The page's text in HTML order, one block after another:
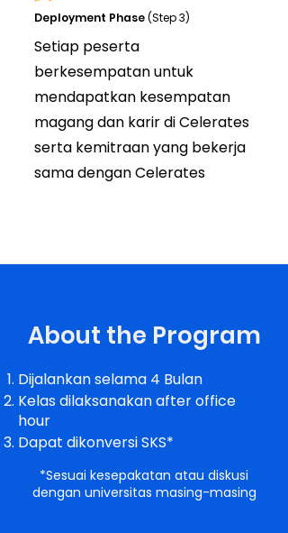
Deployment Phase(Step 3)
Setiap peserta
berkesempatan untuk
mendapatkan kesempatan
magang dan karir di Celerates
serta kemitraan yang bekerja
sama dengan Celerates
About the Program
Dijalankan selama 4 Bulan
Kelas dilaksanakan after office
hour
Dapat dikonversi SKS*
*Sesuai kesepakatan atau diskusi
dengan universitas masing-masing